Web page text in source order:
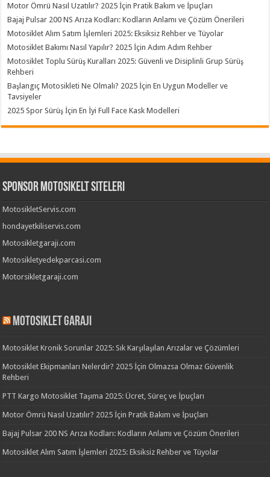
Motor Ömrü Nasıl Uzatılır? 2025 İçin Pratik Bakım ve İpuçları
Bajaj Pulsar 200 NS Arıza Kodları: Kodların Anlamı ve Çözüm Önerileri
Motosiklet Alım Satım İşlemleri 2025: Eksiksiz Rehber ve Tüyolar
Motosiklet Bakımı Nasıl Yapılır? 2025 İçin Adım Adım Rehber
Motosiklet Toplu Sürüş Kuralları 2025: Güvenli ve Disiplinli Grup Sürüş
Rehberi
Başlangıç Motosikleti Ne Olmalı? 2025 İçin En Uygun Modeller ve
Tavsiyeler
2025 Spor Sürüş İçin En İyi Full Face Kask Modelleri
Sponsor Motosikelt Siteleri
MotosikletServis.com
hondayetkiliservis.com
Motosikletgaraji.com
Motosikletyedekparcasi.com
Motorsikletgaraji.com
Motosiklet Garaji
Motosiklet Kronik Sorunlar 2025: Sık Karşılaşılan Arızalar ve Çözümleri
Motosiklet Ekipmanları Nelerdir? 2025 İçin Olmazsa Olmaz Güvenlik
Rehberi
PTT Kargo Motosiklet Taşıma 2025: Ücret, Süreç ve İpuçları
Motor Ömrü Nasıl Uzatılır? 2025 İçin Pratik Bakım ve İpuçları
Bajaj Pulsar 200 NS Arıza Kodları: Kodların Anlamı ve Çözüm Önerileri
Motosiklet Alım Satım İşlemleri 2025: Eksiksiz Rehber ve Tüyolar